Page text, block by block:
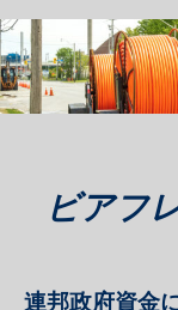
ビアフ
連邦政府資金